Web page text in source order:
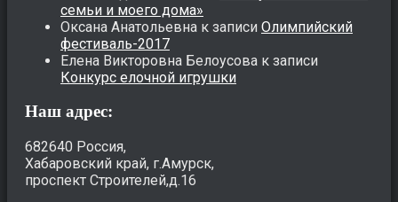
семьи и моего дома»
Оксана Анатольевна к записи Олимпийский
фестиваль-2017
Елена Викторовна Белоусова к записи
Конкурс елочной игрушки
Наш адрес:
682640 Россия,
Хабаровский край, г.Амурск,
проспект Строителей,д.16